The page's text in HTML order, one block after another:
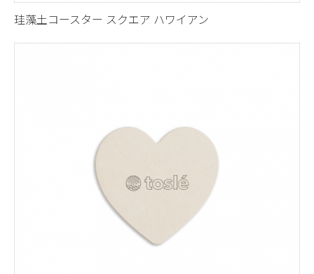
珪藻土コースター スクエア ハワイアン